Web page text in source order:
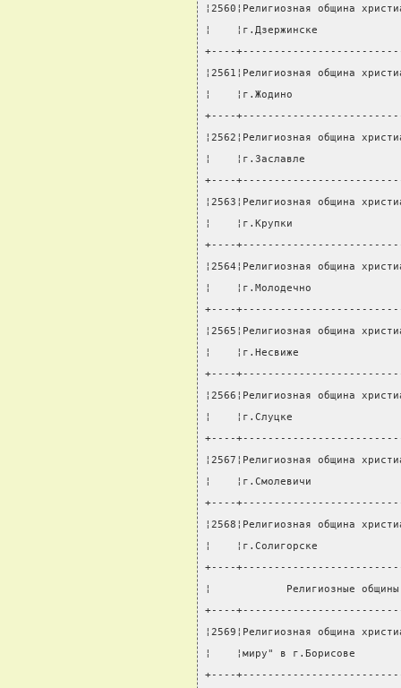
¦2560¦Религиозная община
¦    ¦г.Дзержинске
+----
¦2561¦Религиозная община
¦    ¦г.Жодино
+----
¦2562¦Религиозная община
¦    ¦г.Заславле
+----
¦2563¦Религиозная община
¦    ¦г.Крупки
+----
¦2564¦Религиозная община
¦    ¦г.Молодечно
+----
¦2565¦Религиозная община
¦    ¦г.Несвиже
+----
¦2566¦Религиозная община
¦    ¦г.Слуцке
+----
¦2567¦Религиозная община
¦    ¦г.Смолевичи
+----
¦2568¦Религиозная община
¦    ¦г.Солигорске
+----
¦            Религиозные общины
+----
¦2569¦Религиозная община
¦    ¦миру" в
+----